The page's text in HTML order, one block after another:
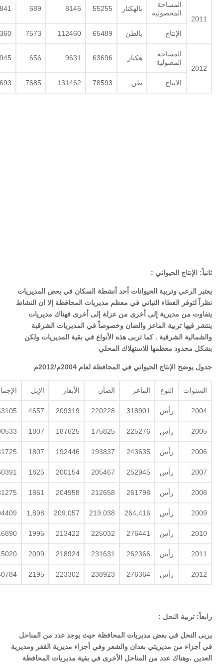
2011
المساحة
المحصولية
بالهكتار 55255
8146
689
الإنتاج بالطن 65489
112460
7573
2012
المساحة
المصولية
هكتار 63696
9631
656
الانتاج طن 78593
131462
7685
ثانياً: الإنتاج الحيواني :
يعتبر الرعي وتربية الحيوانات أحد أنشطة السكان في بعض المديريات
نظراً لتوفر الغطاء النباتي في معظم مديريات المحافظة إلا ان النشاط
يتفاوت من مديرية إلى أخرى من عزلة إلى أخرى فهناك مديريات
ينتشر فيها تربية الماعز والضان وخصوصاً في المديريات الشرقية
والشمالية الشرقية . كما تربى هذه الأنواع في بقية المديريات ولكن
بشكل محدود معظمها للاستهلاك المحلي
جدول يوضح الإنتاج الحيواني في المحافظة لعام 2004م/2012م
السنوات النوع الماعز الضأن الأبقار الإبل
2004 رأس 318901
220228
209319
4657
2005 رأس 225276
175825
187625
1807
2006 رأس 243635
193837
192446
1807
2007 رأس 252945
205467
200154
1825
2008 رأس 261798
212658
204958
1861
2009 رأس 264,416
219,038
209,057
1,898
2010 رأس 276441
225032
213422
1995
2011 رأس 262366
231631
218924
2099
2012 رأس 276364
238923
223302
2195
رابعاً: تربية النحل :
يربى النحل في بعض مديريات المحافظة حيث يوجد عدد من المناحل
في أجزاء من مديريتي بعدان والشعر وفي أجزاء مديرية القفر ومديرية
العدين ،وهناك عدد من المناحل الأخرى في بقية مديريات المحافظة